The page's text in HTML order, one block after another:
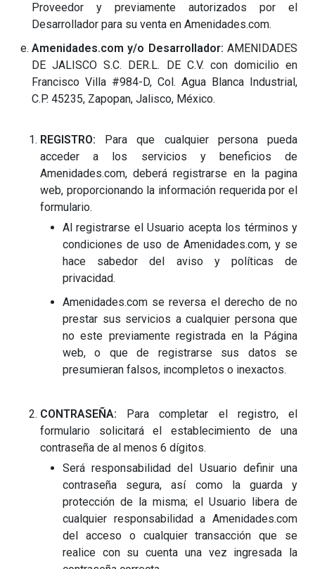
Proveedor y previamente autorizados por el
Desarrollador para su venta en Amenidades.com.
Amenidades.com y/o Desarrollador: AMENIDADES
DE JALISCO S.C. DER.L. DE C.V. con domicilio en
Francisco Villa #984-D, Col. Agua Blanca Industrial,
C.P. 45235, Zapopan, Jalisco, México.
REGISTRO: Para que cualquier persona pueda
acceder a los servicios y beneficios de
Amenidades.com, deberá registrarse en la pagina
web, proporcionando la información requerida por el
formulario.
Al registrarse el Usuario acepta los términos y
condiciones de uso de Amenidades.com, y se
hace sabedor del aviso y políticas de
privacidad.
Amenidades.com se reversa el derecho de no
prestar sus servicios a cualquier persona que
no este previamente registrada en la Página
web, o que de registrarse sus datos se
presumieran falsos, incompletos o inexactos.
CONTRASEÑA: Para completar el registro, el
formulario solicitará el establecimiento de una
contraseña de al menos 6 dígitos.
Será responsabilidad del Usuario definir una
contraseña segura, así como la guarda y
protección de la misma; el Usuario libera de
cualquier responsabilidad a Amenidades.com
del acceso o cualquier transacción que se
realice con su cuenta una vez ingresada la